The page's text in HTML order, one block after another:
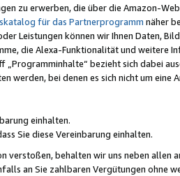
zu erwerben, die über die Amazon-
für das Partnerprogramm näher
Leistungen können wir Ihnen Daten,
die Alexa-Funktionalität und weitere
„Programminhalte“ bezieht sich dabei
werden, bei denen es sich nicht um eine
einhalten.
Sie diese Vereinbarung einhalten.
verstoßen, behalten wir uns neben allen
an Sie zahlbaren Vergütungen ohne